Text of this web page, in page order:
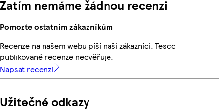
Zatím nemáme žádnou recenzi
Pomozte ostatním zákazníkům
Recenze na našem webu píší naši zákazníci. Tesco
publikované recenze neověřuje.
Napsat recenzi
Užitečné odkazy